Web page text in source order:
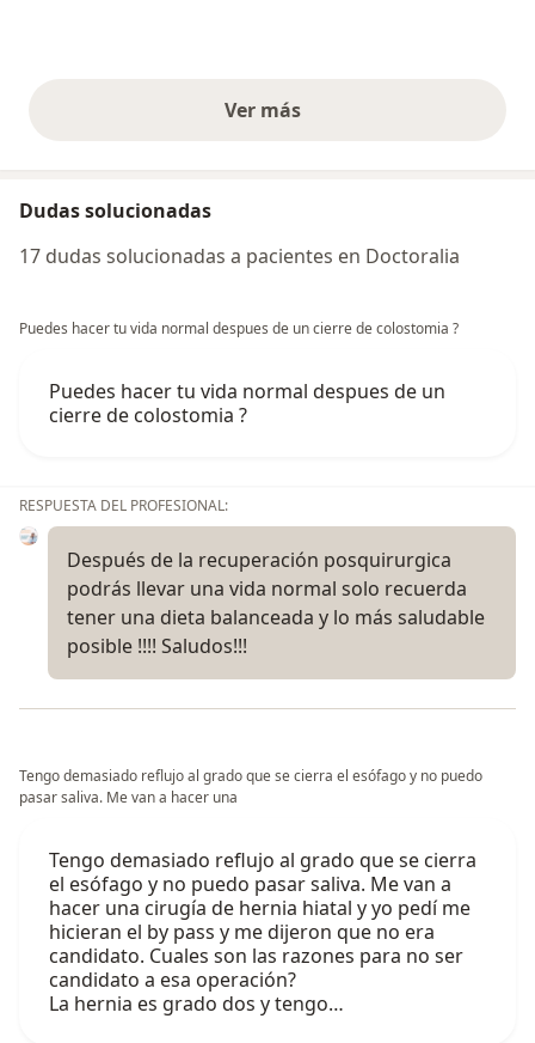
Ver másopiniones anteriores
Dudas solucionadas
17 dudas solucionadas a pacientes en Doctoralia
Puedes hacer tu vida normal despues de un cierre de colostomia ?
Puedes hacer tu vida normal despues de un
cierre de colostomia ?
RESPUESTA DEL PROFESIONAL:
Después de la recuperación posquirurgica
podrás llevar una vida normal solo recuerda
tener una dieta balanceada y lo más saludable
posible !!!! Saludos!!!
Tengo demasiado reflujo al grado que se cierra el esófago y no puedo
pasar saliva. Me van a hacer una
Tengo demasiado reflujo al grado que se cierra
el esófago y no puedo pasar saliva. Me van a
hacer una cirugía de hernia hiatal y yo pedí me
hicieran el by pass y me dijeron que no era
candidato. Cuales son las razones para no ser
candidato a esa operación?
La hernia es grado dos y tengo…